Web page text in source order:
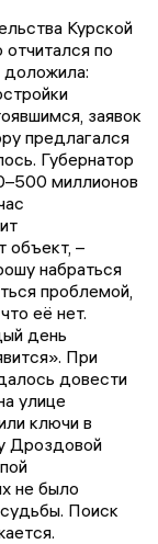
Курской
по
доложила:
заявок
предлагался
Губернатор
миллионов
объект, –
набраться
проблемой,
её нет.
день
При
довести
улице
ключи в
Дроздовой
не было
Поиск